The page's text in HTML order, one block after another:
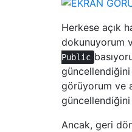
Herkese açık
dokunuyorum
Public
görüyorum ve
Ancak, geri